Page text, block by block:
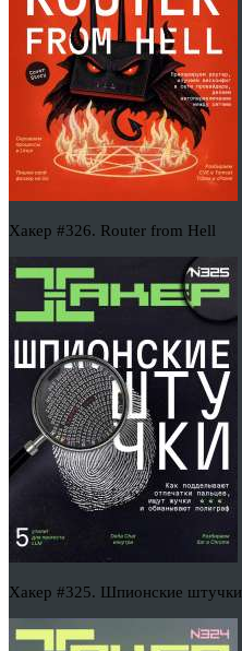
Хакер #326. Router from Hell
Хакер #325. Шпионские штучки